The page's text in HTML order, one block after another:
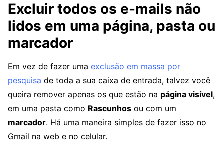
Excluir todos os e-mails não
lidos em uma página, pasta ou
marcador
Em vez de fazer uma exclusão em massa por
pesquisa de toda a sua caixa de entrada, talvez você
queira remover apenas os que estão na página visível,
em uma pasta como Rascunhos ou com um
marcador. Há uma maneira simples de fazer isso no
Gmail na web e no celular.